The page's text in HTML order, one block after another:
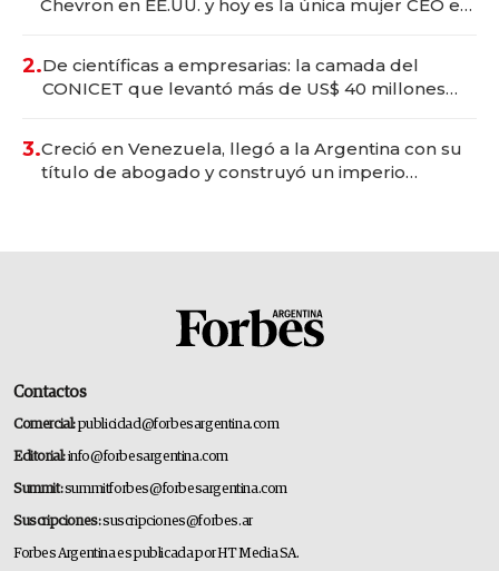
Chevron en EE.UU. y hoy es la única mujer CEO en
2.De científicas a empresarias: la camada del
CONICET que levantó más de US$ 40 millones
3.Creció en Venezuela, llegó a la Argentina con su
título de abogado y construyó un imperio
Contactos
Comercial:publicidad@forbesargentina.com
Editorial:info@forbesargentina.com
Summit:summitforbes@forbesargentina.com
Suscripciones:suscripciones@forbes.ar
Forbes Argentina es publicada por HT Media SA.